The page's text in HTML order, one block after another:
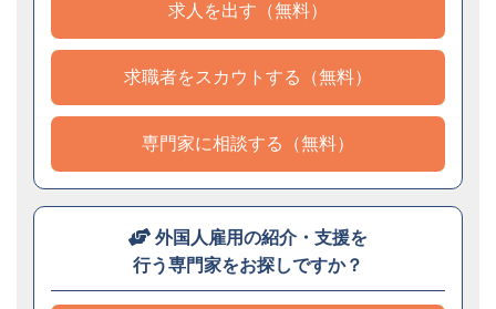
求人を出す（無料）
求職者をスカウトする（無料）
専門家に相談する（無料）
外国人雇用の紹介・支援を
行う専門家をお探しですか？